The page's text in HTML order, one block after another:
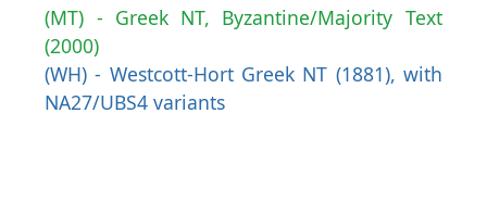
(MT) - Greek NT, Byzantine/Majority Text
(2000)
(WH) - Westcott-Hort Greek NT (1881), with
NA27/UBS4 variants
Participer
aux
coûts